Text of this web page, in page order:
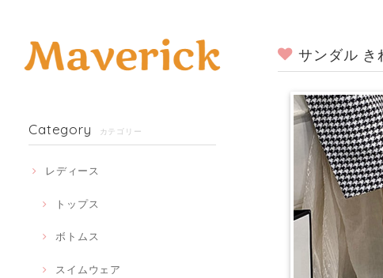
Category カテゴリー
レディース
トップス
ボトムス
スイムウェア
サンダル き